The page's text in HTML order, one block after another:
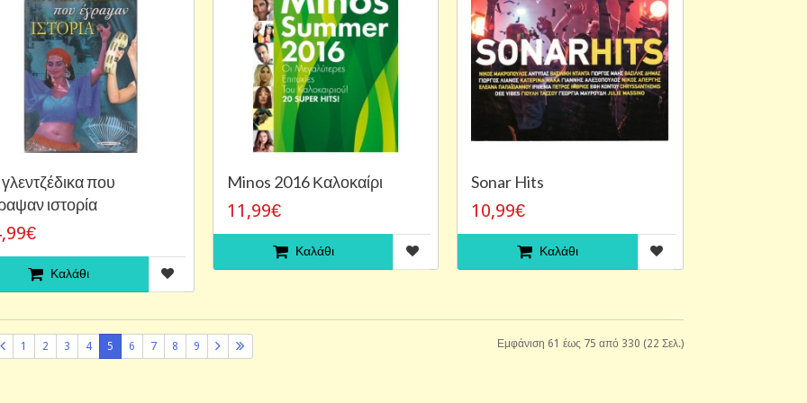
που
ιστορία
Καλάθι
Minos 2016 Καλοκαίρι
11,99€
Καλάθι
Sonar Hits
10,99€
Καλάθι
1 2 3 4 5 6 7 8 9 Εμφάνιση 61 έως 75 από 330 (22 Σελ.)